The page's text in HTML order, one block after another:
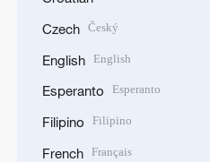
Czech Český
English English
Esperanto Esperanto
Filipino Filipino
French Français